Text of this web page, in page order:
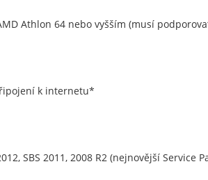
Athlon 64 nebo vyšším (musí
k internetu*
SBS 2011, 2008 R2 (nejnovější Service